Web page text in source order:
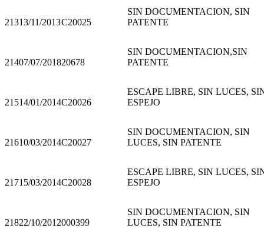
21313/11/2013C20025
SIN DOCUMENTACION, SIN
PATENTE
21407/07/201820678
SIN DOCUMENTACION,SIN
PATENTE
21514/01/2014C20026
ESCAPE LIBRE, SIN LUCES,
ESPEJO
21610/03/2014C20027
SIN DOCUMENTACION, SIN
LUCES, SIN PATENTE
21715/03/2014C20028
ESCAPE LIBRE, SIN LUCES,
ESPEJO
21822/10/2012000399
SIN DOCUMENTACION, SIN
LUCES, SIN PATENTE